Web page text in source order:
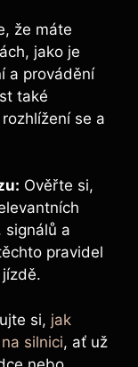
že máte
jako je
a provádění
také
se a
Ověřte si,
signálů a
pravidel
si, jak
silnici, ať už